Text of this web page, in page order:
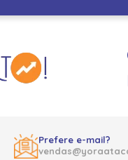
Prefere e-mail?